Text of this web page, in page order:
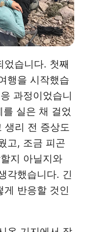
었습니다. 첫째
행을 시작했습
과정이었습니
실은 채 걸었
생리 전 증상도
고, 조금 피곤
지 아닐지와
각했습니다. 긴
게 반응할 것인